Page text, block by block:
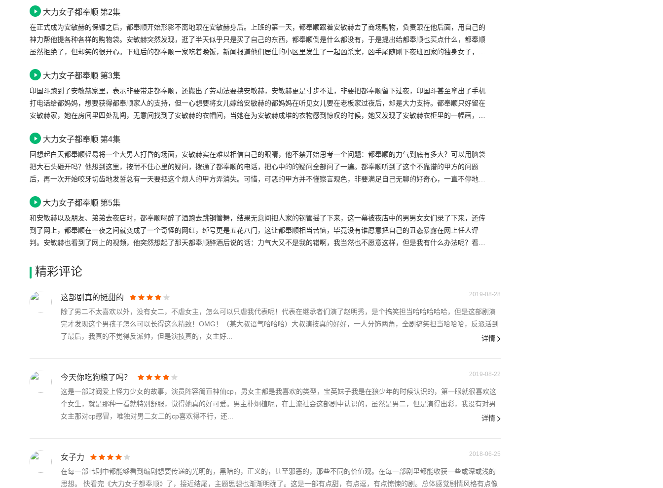
奉顺的手机，翻了翻里面的内容后，将手机摔了出去。都奉顺生气了，要求对方赔偿自己的手机，工人出言侮辱了都奉顺，甚至打了她一巴掌。都奉顺
生气地给了对方一巴掌，那个嚣张的工人瞬间飞出了十多米，直直地摔到了正在施工的工地上。都奉顺的神力，被刚好路过的安敏赫看到了，他本想报
警帮助被砸了手机的都奉顺和正在被殴打的司机，但却没想到都奉顺竟然制服了所有工人。
大力女子都奉顺 第2集
在正式成为安敏赫的保镖之后，都奉顺开始形影不离地跟在安敏赫身后。上班的第一天，都奉顺跟着安敏赫去了商场购物，负责跟在他后面，用自己的
神力帮他提各种各样的购物袋。安敏赫突然发现，逛了半天似乎只是买了自己的东西，都奉顺倒是什么都没有，于是提出给都奉顺也买点什么，都奉顺
虽然拒绝了，但却笑的很开心。下班后的都奉顺一家吃着晚饭，新闻报道他们居住的小区里发生了一起凶杀案，凶手尾随刚下夜班回家的独身女子，并
找到杀人凶手实在是非常困难的。作为负责该区域安全的警员，印国斗也屡屡去勘察现场，但是都一无所获，所有人都在提心吊胆。而就在第一起案件
发生不到三小时后，还是在这个小区里，又一次发生了类似的案件，但所幸的是，受到袭击的女生还活着，并被送到医院救治。这次的案件里，出现了
目击者，据目击者回忆，凶手是一个身高一米八左右，身着黑衣黑裤的男子，而且该男子的脚似乎有些大。
大力女子都奉顺 第3集
印国斗跑到了安敏赫家里，表示非要带走都奉顺，还搬出了劳动法要挟安敏赫，安敏赫更是寸步不让，非要把都奉顺留下过夜，印国斗甚至拿出了手机
打电话给都妈妈，想要获得都奉顺家人的支持，但一心想要将女儿嫁给安敏赫的都妈妈在听见女儿要在老板家过夜后，却是大力支持。都奉顺只好留在
安敏赫家，她在房间里四处乱闯，无意间找到了安敏赫的衣帽间，当她在为安敏赫成堆的衣物感到惊叹的时候，她又发现了安敏赫衣柜里的一幅画，就
直住在游戏设计室里。安敏赫问都奉顺是什么时候开始暗恋印国斗的，都奉顺没有回答，但心里却悄悄开始回忆。安敏赫根据自己查出来的线索找到了
跟踪自己的摩托车的主人，但都奉顺一出手就把人打昏了。
大力女子都奉顺 第4集
回想起白天都奉顺轻易将一个大男人打昏的场面，安敏赫实在难以相信自己的眼睛，他不禁开始思考一个问题：都奉顺的力气到底有多大？可以用脑袋
把大石头砸开吗？他想到这里，按耐不住心里的疑问，拨通了都奉顺的电话，把心中的的疑问全部问了一遍。都奉顺听到了这个不靠谱的甲方的问题
后，再一次开始咬牙切齿地发誓总有一天要把这个烦人的甲方弄消失。可惜，可恶的甲方并不懂察言观色，非要满足自己无聊的好奇心，一直不停地问
还要对自己那么好而生气，她不知道印国斗到底是什么意思，也不知道自己的一片真心该怎么办。第二天，都奉顺去了安敏赫家里开始上班，安敏赫误
以为都奉顺偷懒大吼一通，都奉顺一气之下冲了出去，跑到了安敏赫车上开始打电话向闺蜜吐槽这个可恶的甲方。不过，她的每一句话都被安敏赫通过
车里的摄像头看到了。
大力女子都奉顺 第5集
和安敏赫以及朋友、弟弟去夜店时，都奉顺喝醉了酒跑去跳钢管舞，结果无意间把人家的钢管摇了下来，这一幕被夜店中的男男女女们录了下来，还传
到了网上，都奉顺在一夜之间就变成了一个奇怪的网红，绰号更是五花八门，这让都奉顺相当苦恼，毕竟没有谁愿意把自己的丑态暴露在网上任人评
判。安敏赫也看到了网上的视频，他突然想起了那天都奉顺醉酒后说的话：力气大又不是我的错啊，我当然也不愿意这样，但是我有什么办法呢？看着
烦恼。都奉顺的闺蜜京心来了，两人决定一起为家人准备晚餐，为了提高效率，京心出了门去购买豆腐，而都奉顺则留在家里洗菜切菜。但是，时间过
了很久，京心也没有回来，都奉顺心里开始毛毛的，连忙拿起了电话打给京心，电话没有人接听。都奉顺立马冲出去寻找京心，不出所料，京心在买完
豆腐回来的路上，遭遇了那个屡屡在小区里作案的男人
精彩评论
这部剧真的挺甜的 2019-08-28
除了男二不太喜欢以外，没有女二，不虐女主，怎么可以只虐我代表呢！代表在继承者们演了赵明秀，是个搞笑担当哈哈哈哈哈，但是这部剧演
完才发现这个男孩子怎么可以长得这么精致！OMG！（某大叔语气哈哈哈）大叔演技真的好好，一人分饰两角，全剧搞笑担当哈哈哈，反派活到
了最后，我真的不觉得反派帅，但是演技真的，女主好...
详情
今天你吃狗粮了吗？ 2019-08-22
这是一部财阀爱上怪力少女的故事，演员阵容简直神仙cp，男女主都是我喜欢的类型，宝英妹子我是在狼少年的时候认识的，第一眼就很喜欢这
个女生，就是那种一看就特别舒服，觉得她真的好可爱。男主朴炯植呢，在上流社会这部剧中认识的，虽然是男二，但是演得出彩，我没有对男
女主那对cp感冒，唯独对男二女二的cp喜欢得不行，还...
详情
女子力 2018-06-25
在每一部韩剧中都能够看到编剧想要传递的光明的，黑暗的，正义的，甚至邪恶的，那些不同的价值观。在每一部剧里都能收获一些或深或浅的
思想。 快看完《大力女子都奉顺》了，接近结尾，主题思想也渐渐明确了。这是一部有点甜，有点逗，有点惊悚的剧。总体感觉剧情风格有点像